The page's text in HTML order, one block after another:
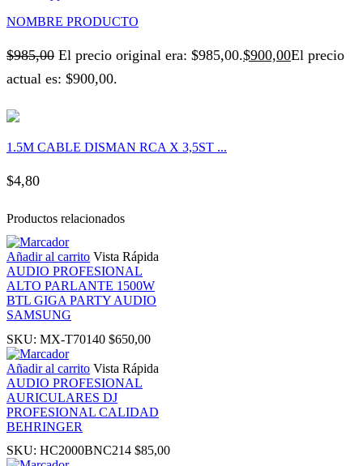
panel
Panel
Panel
Panel
Panel
panel
NOMBRE PRODUCTO
$985,00 El precio original era: $985,00.$900,00El precio
actual es: $900,00.
1.5M CABLE DISMAN RCA X 3,5ST ...
$4,80
Productos relacionados
Añadir al carrito Vista Rápida
AUDIO PROFESIONAL
ALTO PARLANTE 1500W
BTL GIGA PARTY AUDIO
SAMSUNG
SKU: MX-T70140 $650,00
Añadir al carrito Vista Rápida
AUDIO PROFESIONAL
AURICULARES DJ
PROFESIONAL CALIDAD
BEHRINGER
SKU: HC2000BNC214 $85,00